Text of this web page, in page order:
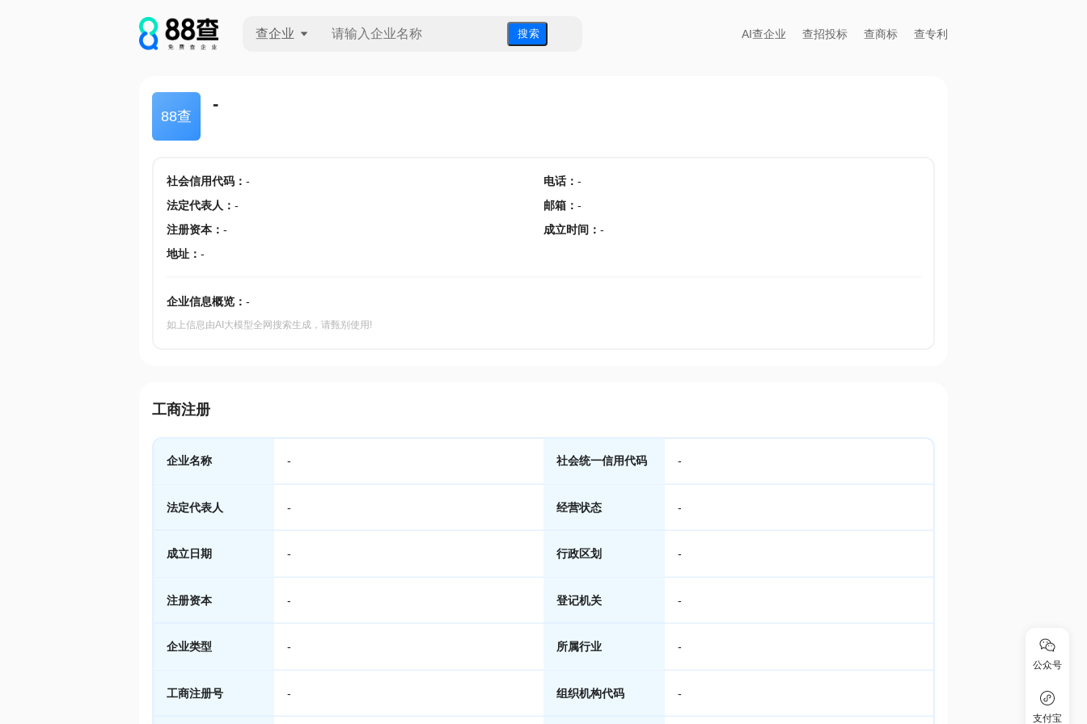
查企业 搜 索 AI查企业 查招投标 查商标 查专利
88查
-
社会信用代码： - 电话： -
法定代表人 ： - 邮箱 ： -
注册资本： - 成立时间 ： -
地址： -
企业信息概览： -
如上信息由AI大模型全网搜索生成，请甄别使用!
工商注册
企业名称 - 社会统一信用代码 -
法定代表人 - 经营状态 -
成立日期 - 行政区划 -
注册资本 - 登记机关 -
企业类型 - 所属行业 -
工商注册号 - 组织机构代码 -
公众号
支付宝